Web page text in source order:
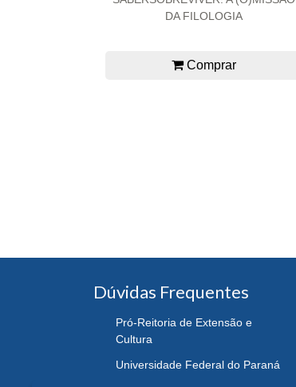
DA FILOLOGIA
Comprar
Dúvidas Frequentes
Pró-Reitoria de Extensão e
Cultura
Universidade Federal do Paraná